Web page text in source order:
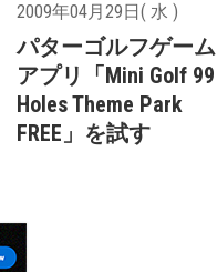
2009年04月29日( 水 )
パターゴルフゲーム
アプリ「Mini Golf 99
Holes Theme Park
FREE」を試す